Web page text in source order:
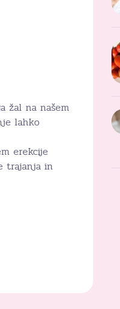
žal na našem
lahko
erekcije
trajanja in